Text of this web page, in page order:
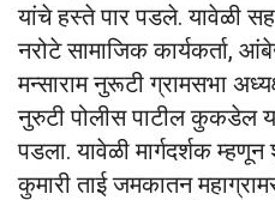
यांचे हस्ते पार पडले. यावेळी
नरोटे सामाजिक कार्यकर्ता,
मन्साराम नुरूटी ग्रामसभा
नुरुटी पोलीस पाटील कुकडेल
पडला. यावेळी मार्गदर्शक
कुमारी ताई जमकातन